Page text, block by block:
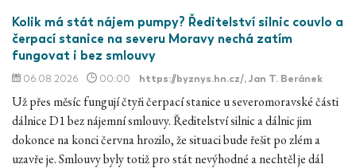
Kolik má stát nájem pumpy? Ředitelství silnic couvlo a
čerpací stanice na severu Moravy nechá zatím
fungovat i bez smlouvy
06.08.2026 00:00 https://byznys.hn.cz/, Jan T. Beránek
Už přes měsíc fungují čtyři čerpací stanice u severomoravské části
dálnice D1 bez nájemní smlouvy. Ředitelství silnic a dálnic jim
dokonce na konci června hrozilo, že situaci bude řešit po zlém a
uzavře je. Smlouvy byly totiž pro stát nevýhodné a nechtěl je dál